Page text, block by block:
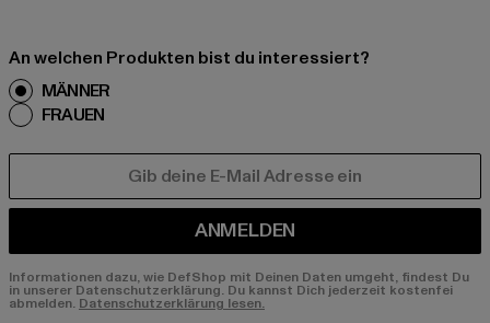
An welchen Produkten bist du interessiert?
MÄNNER
FRAUEN
ANMELDEN
Informationen dazu, wie DefShop mit Deinen Daten umgeht, findest Du
in unserer Datenschutzerklärung. Du kannst Dich jederzeit kostenfei
abmelden. Datenschutzerklärung lesen.